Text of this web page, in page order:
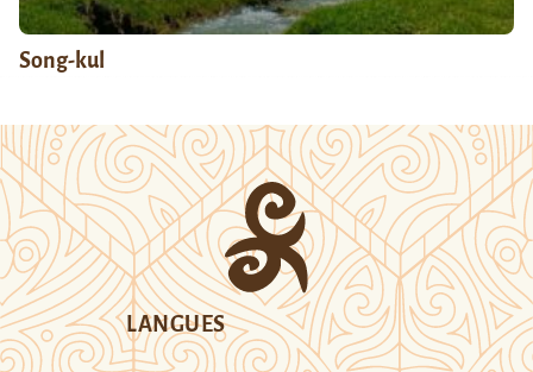
Song-kul
LANGUES